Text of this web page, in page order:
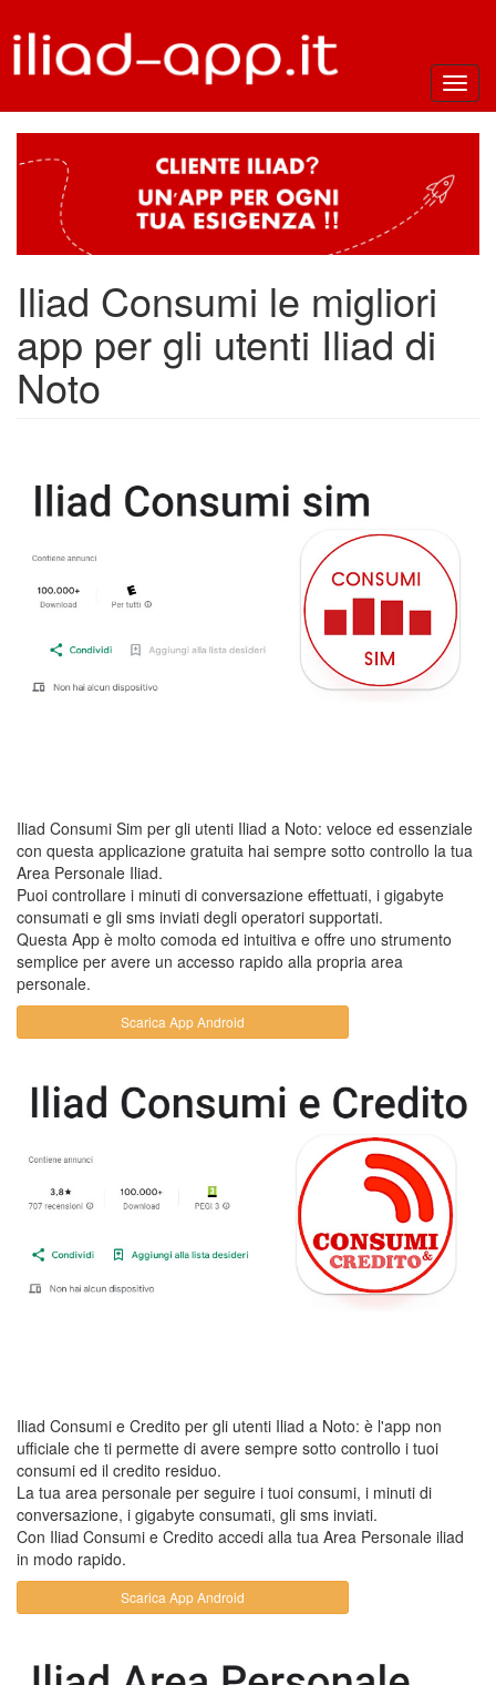
Iliad Consumi le migliori
app per gli utenti Iliad di
Noto
Iliad Consumi Sim per gli utenti Iliad a Noto: veloce ed essenziale
con questa applicazione gratuita hai sempre sotto controllo la tua
Area Personale Iliad.
Puoi controllare i minuti di conversazione effettuati, i gigabyte
consumati e gli sms inviati degli operatori supportati.
Questa App è molto comoda ed intuitiva e offre uno strumento
semplice per avere un accesso rapido alla propria area
personale.
Scarica App Android
Iliad Consumi e Credito per gli utenti Iliad a Noto: è l'app non
ufficiale che ti permette di avere sempre sotto controllo i tuoi
consumi ed il credito residuo.
La tua area personale per seguire i tuoi consumi, i minuti di
conversazione, i gigabyte consumati, gli sms inviati.
Con Iliad Consumi e Credito accedi alla tua Area Personale iliad
in modo rapido.
Scarica App Android